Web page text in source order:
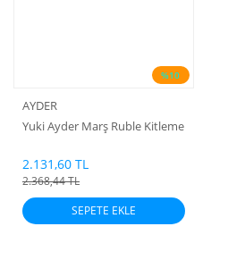
%10
AYDER
Yuki Ayder Marş Ruble Kitleme
2.131,60 TL
2.368,44 TL
SEPETE EKLE